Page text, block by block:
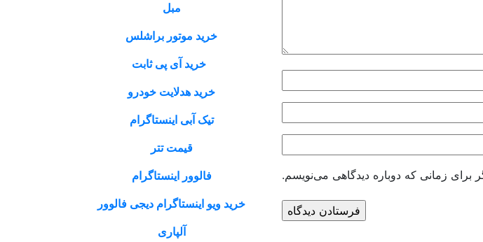
برای زمانی که دوباره دیدگاهی می‌نویسم.
مبل
خرید موتور براشلس
خرید آی پی ثابت
خرید هدلایت خودرو
تیک آبی اینستاگرام
قیمت تتر
فالوور اینستاگرام
خرید ویو اینستاگرام دیجی فالوور
آلپاری